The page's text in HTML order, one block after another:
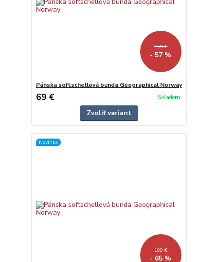
159 €
- 57 %
Pánska softschellová bunda Geographical Norway
69 € Skladom
Zvoliť variant
Novinka
199 €
- 65 %